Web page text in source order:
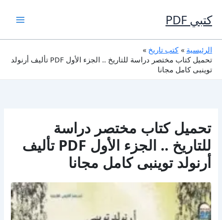
إلى
المحتوى
كتبي PDF
الرئيسية
كتب تاريخ
تحميل كتاب مختصر دراسة للتاريخ .. الجزء الأول PDF تأليف أرنولد
توينبى كامل مجانا
تحميل كتاب مختصر دراسة
للتاريخ .. الجزء الأول PDF تأليف
أرنولد توينبى كامل مجانا